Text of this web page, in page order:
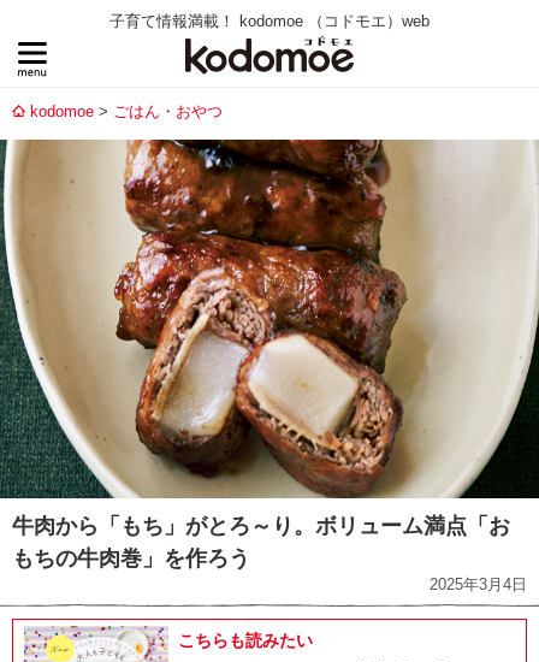
子育て情報満載！ kodomoe （コドモエ）web
kodomoe ごはん・おやつ
牛肉から「もち」がとろ～り。ボリューム満点「お
もちの牛肉巻」を作ろう
2025年3月4日
こちらも読みたい